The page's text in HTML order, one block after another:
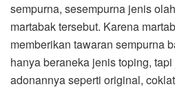
sempurna, sesempurna jenis
martabak tersebut. Karena
memberikan tawaran sempurna
hanya beraneka jenis toping,
adonannya seperti original,